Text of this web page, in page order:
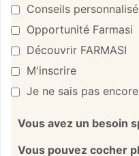
Conseils
Opportunité Farmasi
Découvrir FARMASI
M'inscrire
Je ne sais pas encore
Vous avez un besoin
Vous pouvez cocher